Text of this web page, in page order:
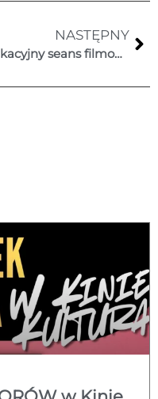
NASTĘPNY
Wakacyjny seans filmowy w Kinie Kultura